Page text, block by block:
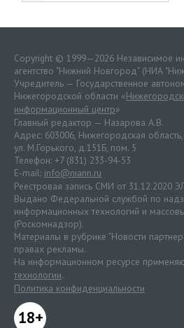
Copyright © 1999—2026 Независимое
агентство "Нижний Новгород" (НИА
Учредитель — Государственное
Нижегородской области «
информационный центр»
Главный редактор — Назарова А.В.
Адрес: 603006, Нижегородская
ул. М.Горького, д.151Б, пом. 5
Телефон: +7 (831) 233-94-53
E-mail: info@niann.ru
Реестровая запись СМИ от 31.12.2020
Выдано Федеральной службой по
информационных технологий и
(Роскомнадзор).
Материалы в рубрике "Новости
правах рекламы.
На информационном ресурсе
технологии.
Политика конфиденциальности
18+